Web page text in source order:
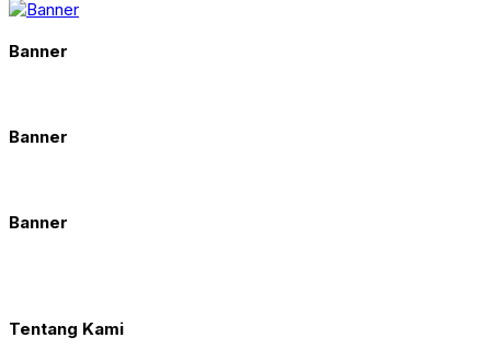
Banner
Banner
Banner
Tentang Kami